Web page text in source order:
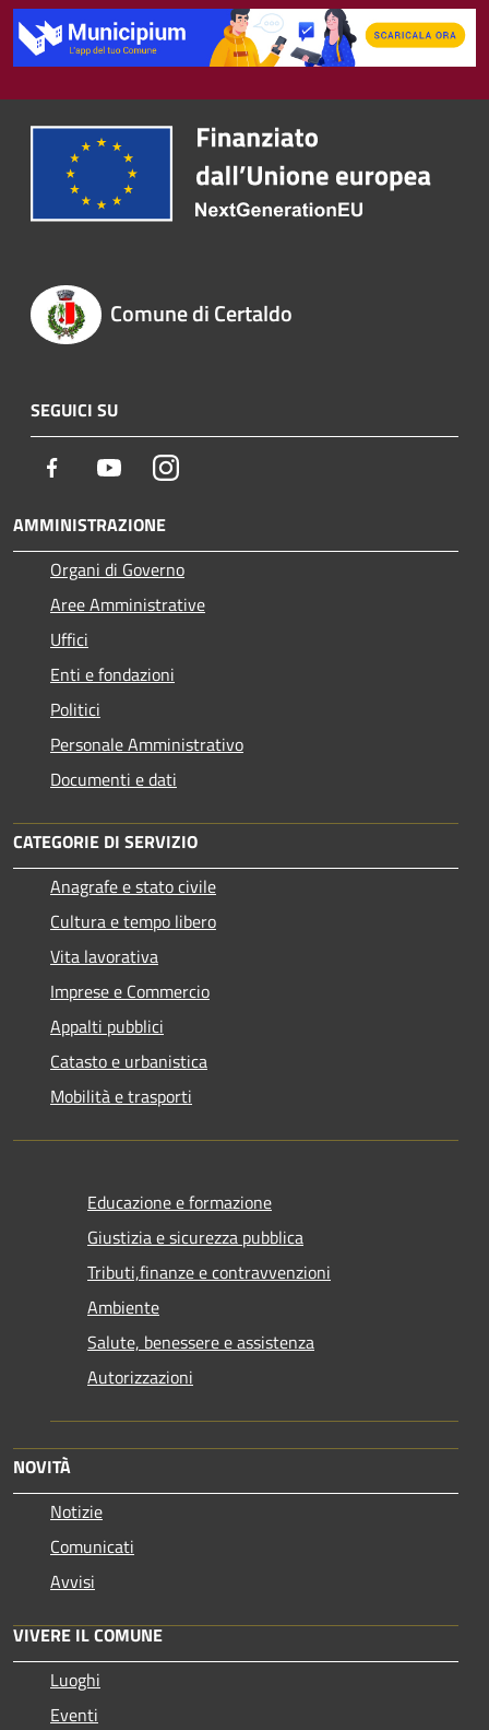
Comune di Certaldo
SEGUICI SU
Facebook YoutubeInstagram
AMMINISTRAZIONE
Organi di Governo
Aree Amministrative
Uffici
Enti e fondazioni
Politici
Personale Amministrativo
Documenti e dati
CATEGORIE DI SERVIZIO
Anagrafe e stato civile
Cultura e tempo libero
Vita lavorativa
Imprese e Commercio
Appalti pubblici
Catasto e urbanistica
Mobilità e trasporti
Educazione e formazione
Giustizia e sicurezza pubblica
Tributi,finanze e contravvenzioni
Ambiente
Salute, benessere e assistenza
Autorizzazioni
NOVITÀ
Notizie
Comunicati
Avvisi
VIVERE IL COMUNE
Luoghi
Eventi